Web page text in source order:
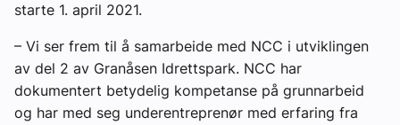
starte 1. april 2021.
– Vi ser frem til å samarbeide med NCC i utviklingen
av del 2 av Granåsen Idrettspark. NCC har
dokumentert betydelig kompetanse på grunnarbeid
og har med seg underentreprenør med erfaring fra